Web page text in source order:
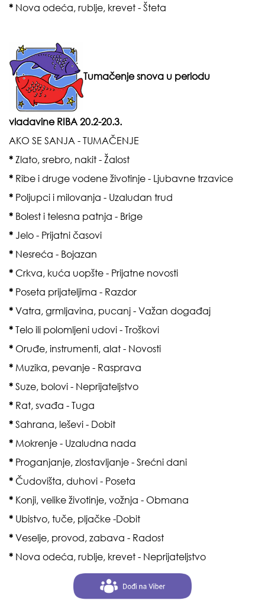
* Nova odeća, rublje, krevet - Šteta
Tumačenje snova u periodu
vladavineRIBA 20.2-20.3.
AKO SE SANJA - TUMAČENJE
* Zlato, srebro, nakit - Žalost
* Ribe i druge vodene životinje - Ljubavne trzavice
* Poljupci i milovanja - Uzaludan trud
* Bolest i telesna patnja - Brige
* Jelo - Prijatni časovi
* Nesreća - Bojazan
* Crkva, kuća uopšte - Prijatne novosti
* Poseta prijateljima - Razdor
* Vatra, grmljavina, pucanj - Važan događaj
* Telo ili polomljeni udovi - Troškovi
* Oruđe, instrumenti, alat - Novosti
* Muzika, pevanje - Rasprava
* Suze, bolovi - Neprijateljstvo
* Rat, svađa - Tuga
* Sahrana, leševi - Dobit
* Mokrenje - Uzaludna nada
* Proganjanje, zlostavljanje - Srećni dani
* Čudovišta, duhovi - Poseta
* Konji, velike životinje, vožnja - Obmana
* Ubistvo, tuče, pljačke -Dobit
* Veselje, provod, zabava - Radost
* Nova odeća, rublje, krevet - Neprijateljstvo